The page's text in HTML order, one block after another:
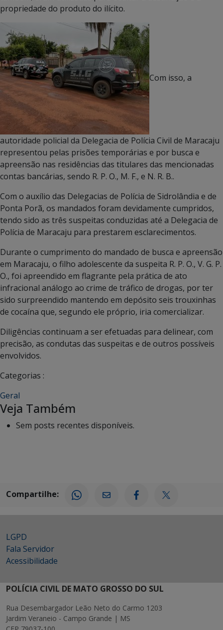
propriedade do produto do ilícito.
Com isso, a
autoridade policial da Delegacia de Polícia Civil de Maracaju
representou pelas prisões temporárias e por busca e
apreensão nas residências das titulares das mencionadas
contas bancárias, sendo R. P. O., M. F., e N. R. B..
Com o auxílio das Delegacias de Polícia de Sidrolândia e de
Ponta Porã, os mandados foram devidamente cumpridos,
tendo sido as três suspeitas conduzidas até a Delegacia de
Polícia de Maracaju para prestarem esclarecimentos.
Durante o cumprimento do mandado de busca e apreensão
em Maracaju, o filho adolescente da suspeita R. P. O., V. G. P.
O., foi apreendido em flagrante pela prática de ato
infracional análogo ao crime de tráfico de drogas, por ter
sido surpreendido mantendo em depósito seis trouxinhas
de cocaína que, segundo ele próprio, iria comercializar.
Diligências continuam a ser efetuadas para delinear, com
precisão, as condutas das suspeitas e de outros possíveis
envolvidos.
Categorias :
Geral
Veja Também
Sem posts recentes disponíveis.
Compartilhe:
LGPD
Fala Servidor
Acessibilidade
POLÍCIA CIVIL DE MATO GROSSO DO SUL
Rua Desembargador Leão Neto do Carmo 1203
Jardim Veraneio - Campo Grande | MS